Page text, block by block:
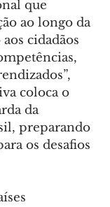
que
ao longo da
cidadãos
coloca o
da
preparando
os desafios